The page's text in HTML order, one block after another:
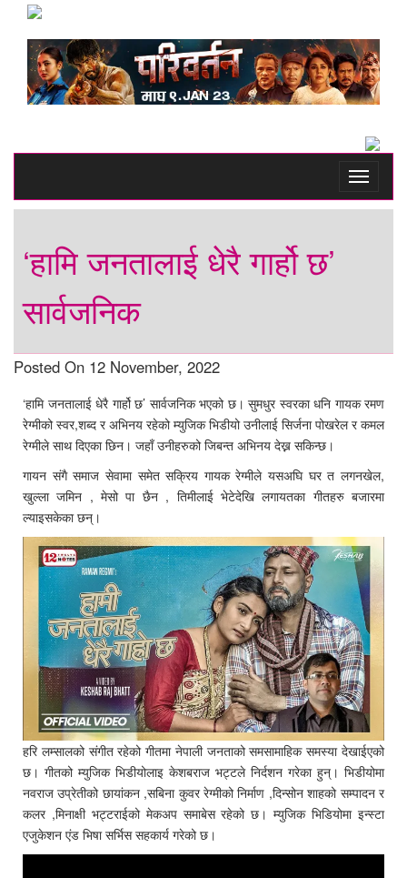
Toggle
‘हामि जनतालाई धेरै गार्हो छ’
सार्वजनिक
Posted On 12 November, 2022
‘हामि जनतालाई धेरै गार्हो छ’ सार्वजनिक भएको छ। सुमधुर स्वरका धनि गायक रमण
रेग्मीको स्वर,शब्द र अभिनय रहेको म्युजिक भिडीयो उनीलाई सिर्जना पोखरेल र कमल
रेग्मीले साथ दिएका छिन। जहाँ उनीहरुको जिबन्त अभिनय देख्न सकिन्छ।
गायन संगै समाज सेवामा समेत सक्रिय गायक रेग्मीले यसअघि घर त लगनखेल,
खुल्ला जमिन , मेसो पा छैन , तिमीलाई भेटेदेखि लगायतका गीतहरु बजारमा
ल्याइसकेका छन्।
हरि लम्सालको संगीत रहेको गीतमा नेपाली जनताको समसामाहिक समस्या देखाईएको
छ। गीतको म्युजिक भिडीयोलाइ केशबराज भट्टले निर्दशन गरेका हुन्। भिडीयोमा
नवराज उप्रेतीको छायांकन ,सबिना कुवर रेग्मीको निर्माण ,दिन्सोन शाहको सम्पादन र
कलर ,मिनाक्षी भट्टराईको मेकअप समाबेस रहेको छ। म्युजिक भिडियोमा इन्स्टा
एजुकेशन एंड भिषा सर्भिस सहकार्य गरेको छ।